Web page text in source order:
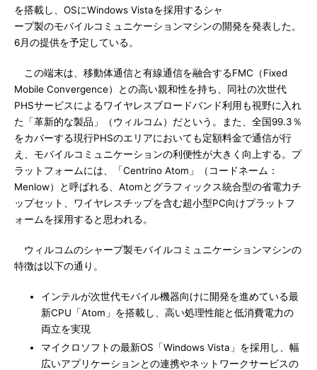
を搭載し、OSにWindows Vistaを採用するシャ
ープ製のモバイルコミュニケーションマシンの開発を発表した。
6月の提供を予定している。
この端末は、移動体通信と有線通信を融合するFMC（Fixed
Mobile Convergence）との高い親和性を持ち、同社の次世代
PHSサービスによるワイヤレスブロードバンド利用も視野に入れ
た「革新的な製品」（ウィルコム）だという。また、全国99.3％
をカバーする現行PHSのエリアにおいても定額料金で通信が行
え、モバイルコミュニケーションの利便性が大きく向上する。プ
ラットフォームには、「Centrino Atom」（コードネーム：
Menlow）と呼ばれる、Atomとグラフィックス統合型の省電力チ
ップセット、ワイヤレスチップを含む超小型PC向けプラットフ
ォームを採用すると思われる。
ウィルコムのシャープ製モバイルコミュニケーションマシンの
特徴は以下の通り。
インテルが次世代モバイル機器向けに開発を進めている最
新CPU「Atom」を搭載し、高い処理性能と低消費電力の
両立を実現
マイクロソフトの最新OS「Windows Vista」を採用し、幅
広いアプリケーションとの連携やネットワークサービスの